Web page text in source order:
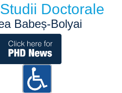
Doctorale
Babeș-Bolyai